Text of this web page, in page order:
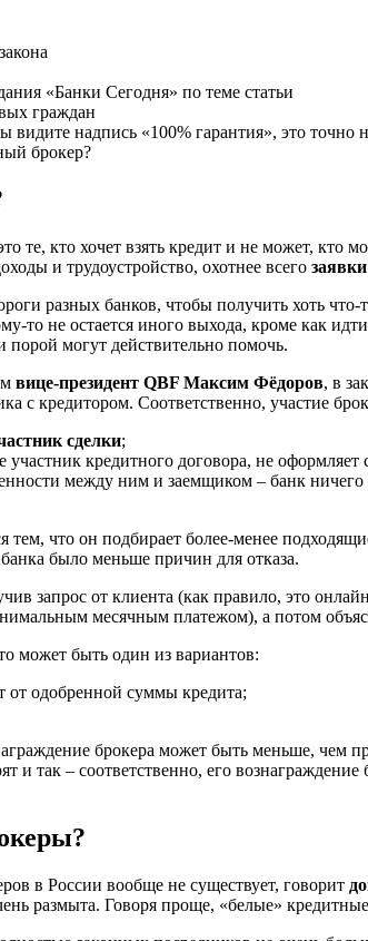
«Банки Сегодня» по теме статьи
граждан
надпись «100% гарантия», это точно
брокер?
те, кто хочет взять кредит и не может,
и трудоустройство, охотнее всего
разных банков, чтобы получить хоть
то не остается иного выхода, кроме
могут действительно помочь.
вице-президент QBF Максим Фёдоров, в
с кредитором. Соответственно, участие
сделки;
участник кредитного договора, не оформляет
между ним и заемщиком – банк
тем, что он подбирает более-менее
было меньше причин для отказа.
запрос от клиента (как правило, это
месячным платежом), а потом
может быть один из вариантов:
от одобренной суммы кредита;
брокера может быть меньше, чем
и так – соответственно, его
в России вообще не существует, говорит
размыта. Говоря проще, «белые» кредитные